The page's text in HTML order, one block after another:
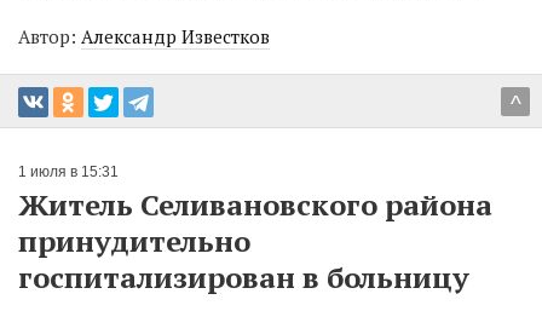
Автор: Александр Известков
^
1 июля в 15:31
Житель Селивановского района
принудительно
госпитализирован в больницу